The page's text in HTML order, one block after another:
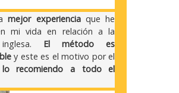
mejor experienciaque he
mi vida en relación a la
El método es
y este es el motivo por el
recomiendo a todo el